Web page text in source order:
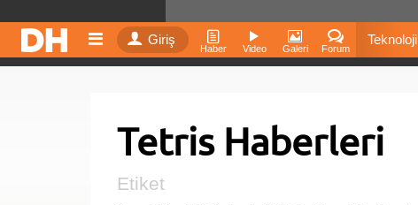
Giriş
Haber Video Galeri Forum
Teknoloji
Fiyatları
Tetris Haberleri
Etiket